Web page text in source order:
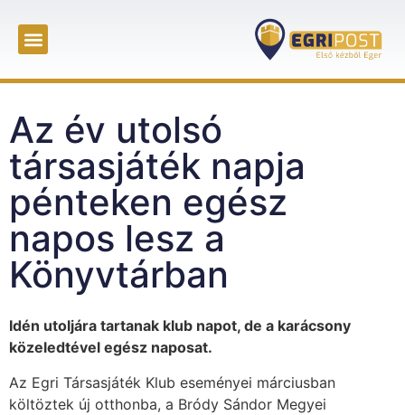
Az év utolsó
társasjáték napja
pénteken egész
napos lesz a
Könyvtárban
Idén utoljára tartanak klub napot, de a karácsony
közeledtével egész naposat.
Az Egri Társasjáték Klub eseményei márciusban
költöztek új otthonba, a Bródy Sándor Megyei